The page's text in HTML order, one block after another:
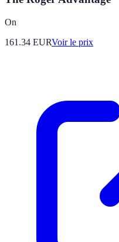
On
161.34 EURVoir le prix